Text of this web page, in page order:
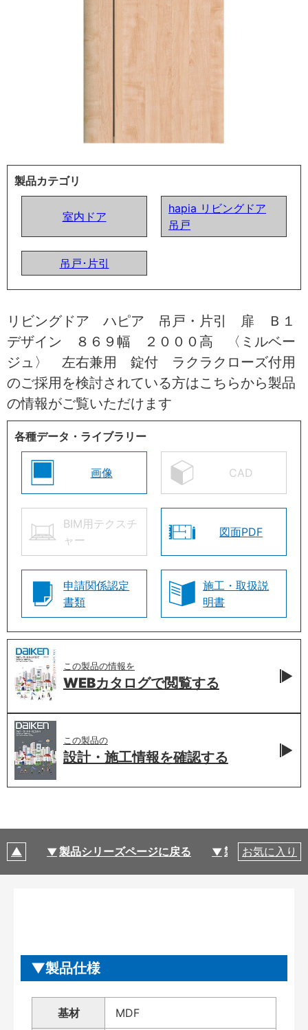
製品カテゴリ
室内ドア
hapia リビングドア
吊戸
吊戸･片引
リビングドア ハピア 吊戸・片引 扉 Ｂ１
デザイン ８６９幅 ２０００高 〈ミルベー
ジュ〉 左右兼用 錠付 ラクラクローズ付用
のご採用を検討されている方はこちらから製品
の情報がご覧いただけます
各種データ・ライブラリー
画像 CAD
BIM用テクスチ
ャー
図面PDF
申請関係認定
書類
施工・取扱説
明書
この製品の情報を
WEBカタログで閲覧する
この製品の
設計・施工情報を確認する
製品シリーズページに戻る 製品仕様
お気に入り
製品仕様
基材 MDF